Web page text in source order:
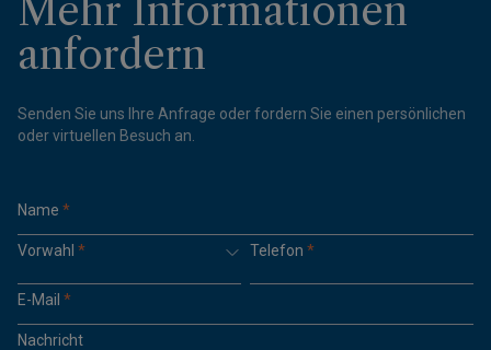
Mehr Informationen
anfordern
Senden Sie uns Ihre Anfrage oder fordern Sie einen persönlichen
oder virtuellen Besuch an.
Name *
Vorwahl * Telefon *
E-Mail *
Nachricht